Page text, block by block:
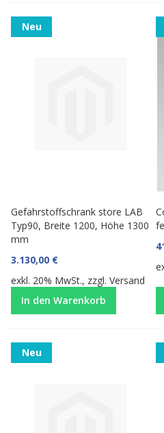
Neu
Gefahrstoffschrank store LAB
Typ90, Breite 1200, Höhe 1300
mm
3.130,00 €
exkl. 20% MwSt., zzgl.Versand
In den Warenkorb
Neu